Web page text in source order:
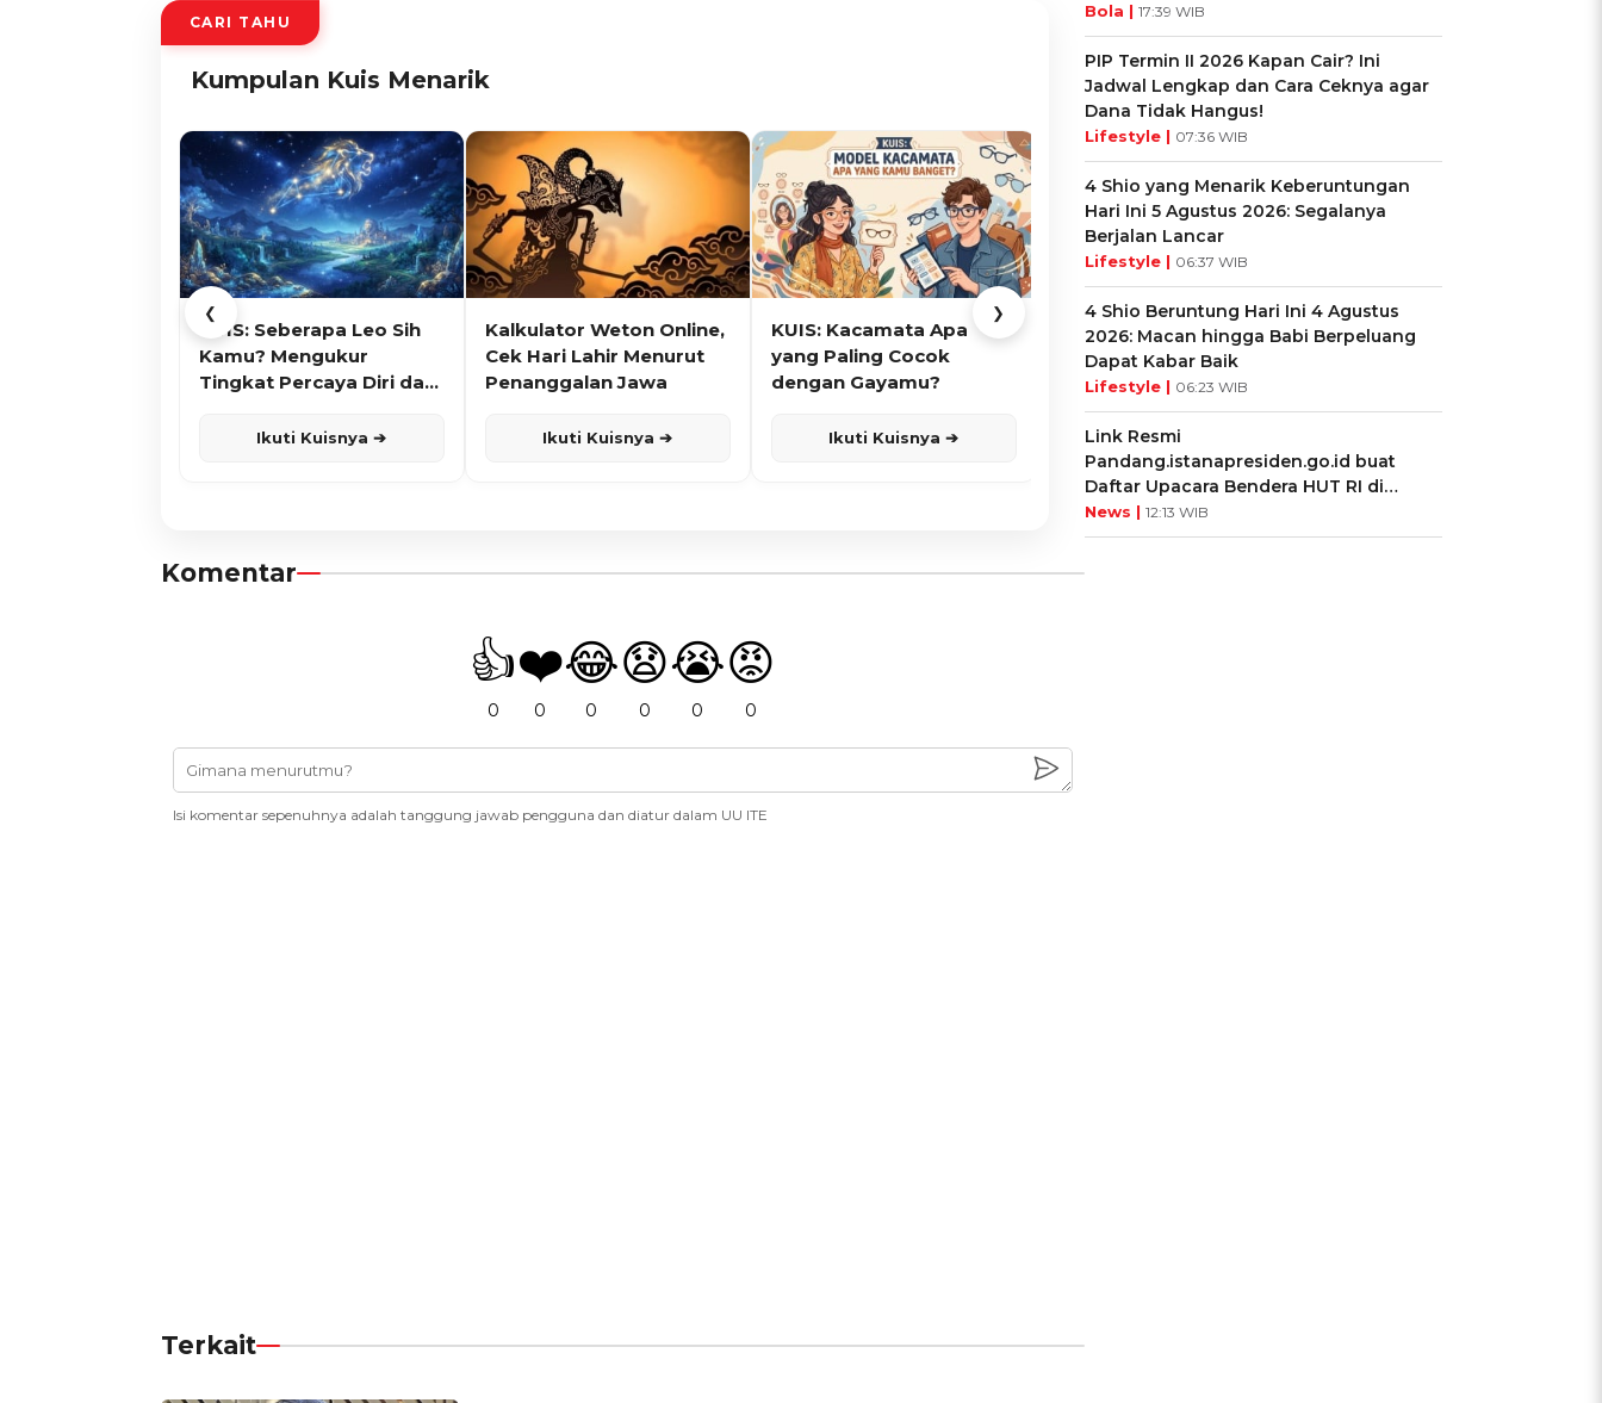
CARI TAHU
Kumpulan Kuis Menarik
❮
KUIS: Seberapa Leo Sih
Kamu? Mengukur
Tingkat Percaya Diri dan
Ikuti Kuisnya ➔
Kalkulator Weton Online,
Cek Hari Lahir Menurut
Penanggalan Jawa
Ikuti Kuisnya ➔
KUIS: Kacamata Apa
yang Paling Cocok
dengan Gayamu?
Ikuti Kuisnya ➔
KUIS: Sepatu Mana yang
Cocok dengan
Kepribadianmu?
Ikuti Kuisnya ➔
KUIS: Seberapa Kenal
❯
Komentar
👍
0
❤️
0
😂
0
😧
0
😭
0
😡
0
Isi komentar sepenuhnya adalah tanggung jawab pengguna dan diatur dalam UU ITE
Terkait
Bola | 17:39 WIB
PIP Termin II 2026 Kapan Cair? Ini
Jadwal Lengkap dan Cara Ceknya agar
Dana Tidak Hangus!
Lifestyle | 07:36 WIB
4 Shio yang Menarik Keberuntungan
Hari Ini 5 Agustus 2026: Segalanya
Berjalan Lancar
Lifestyle | 06:37 WIB
4 Shio Beruntung Hari Ini 4 Agustus
2026: Macan hingga Babi Berpeluang
Dapat Kabar Baik
Lifestyle | 06:23 WIB
Link Resmi
Pandang.istanapresiden.go.id buat
Daftar Upacara Bendera HUT RI di
Istana Negara
News | 12:13 WIB